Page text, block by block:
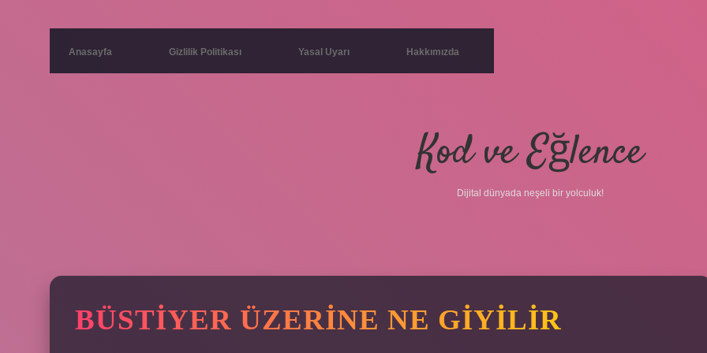
Anasayfa Gizlilik Politikası Yasal Uyarı Hakkımızda
Kod ve Eğlence
Dijital dünyada neşeli bir yolculuk!
BÜSTIYER ÜZERINE NE GIYILIR